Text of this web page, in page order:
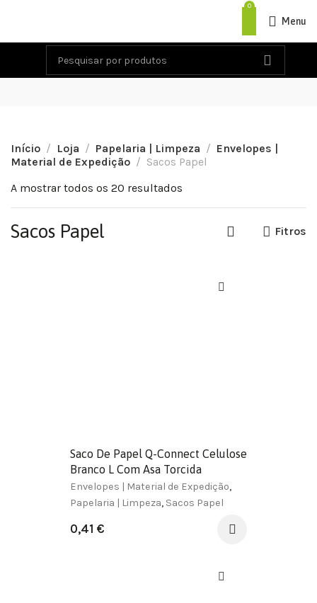
0
Menu
Início Loja Papelaria | Limpeza
Envelopes |
Material de Expedição
Sacos Papel
A mostrar todos os 20 resultados
Sacos Papel Fitros
Saco De Papel Q-Connect Celulose
Branco L Com Asa Torcida
320X400X14 Mm
Envelopes | Material de Expedição,
Papelaria | Limpeza, Sacos Papel
0,41 €